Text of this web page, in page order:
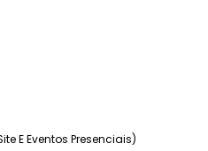
E Eventos Presenciais)